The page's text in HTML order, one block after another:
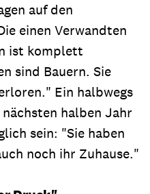
auf den
einen Verwandten
ist komplett
sind Bauern. Sie
Ein halbwegs
halben Jahr
sein: "Sie haben
noch ihr Zuhause."